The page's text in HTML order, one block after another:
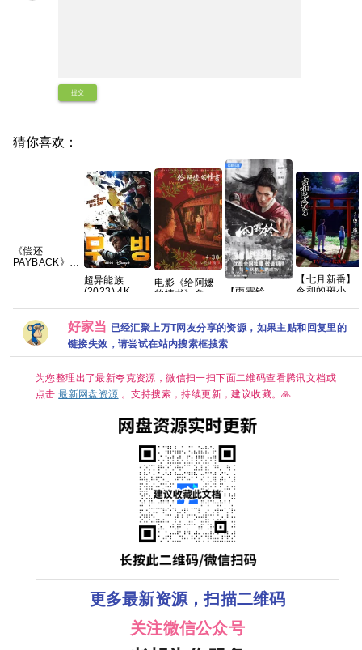
提交
猜你喜欢：
《偿还
PAYBACK》
超异能族
(2023) 4K 超
20集】
电影《给阿嬷
的情书》免费
盘资源
【雨霖铃
【1080P高
码】【国语中
字】【单
集/1G】【大
陆：剧情 / 武
侠 / 古装】
【主演: 杨洋 /
伦 】
【七月新番】
令和的斑小姐
网盘+】
好家当 已经汇聚上万T网友分享的资源，如果主贴和回复里的
链接失效，请尝试在站内搜索框搜索
为您整理出了最新夸克资源，微信扫一扫下面二维码查看腾讯文档或
点击最新网盘资源 。支持搜索，持续更新，建议收藏。🙏
更多最新资源，扫描二维码
关注微信公众号